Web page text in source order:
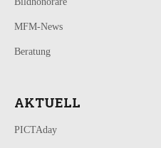
MFM-News
Beratung
AKTUELL
PICTAday